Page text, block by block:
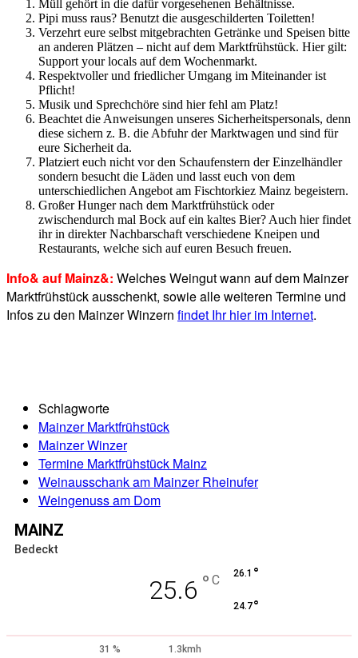
Müll gehört in die dafür vorgesehenen Behältnisse.
Pipi muss raus? Benutzt die ausgeschilderten Toiletten!
Verzehrt eure selbst mitgebrachten Getränke und Speisen bitte
an anderen Plätzen – nicht auf dem Marktfrühstück. Hier gilt:
Support your locals auf dem Wochenmarkt.
Respektvoller und friedlicher Umgang im Miteinander ist
Pflicht!
Musik und Sprechchöre sind hier fehl am Platz!
Beachtet die Anweisungen unseres Sicherheitspersonals, denn
diese sichern z. B. die Abfuhr der Marktwagen und sind für
eure Sicherheit da.
Platziert euch nicht vor den Schaufenstern der Einzelhändler
sondern besucht die Läden und lasst euch von dem
unterschiedlichen Angebot am Fischtorkiez Mainz begeistern.
Großer Hunger nach dem Marktfrühstück oder
zwischendurch mal Bock auf ein kaltes Bier? Auch hier findet
ihr in direkter Nachbarschaft verschiedene Kneipen und
Restaurants, welche sich auf euren Besuch freuen.
Info& auf Mainz&: Welches Weingut wann auf dem Mainzer
Marktfrühstück ausschenkt, sowie alle weiteren Termine und
Infos zu den Mainzer Winzern findet Ihr hier im Internet.
Schlagworte
Mainzer Marktfrühstück
Mainzer Winzer
Termine Marktfrühstück Mainz
Weinausschank am Mainzer Rheinufer
Weingenuss am Dom
MAINZ
Bedeckt
25.6 ° C 26.1 °
24.7°
31 %
1.3kmh